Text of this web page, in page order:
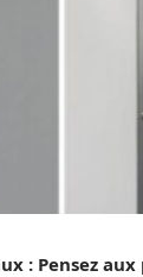
: Pensez